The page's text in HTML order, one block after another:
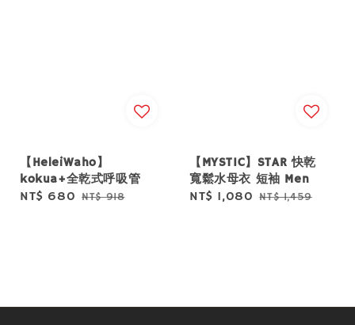
【HeleiWaho】
kokua+全乾式呼吸管
Sale
NT$ 680 Regular
NT$ 918
【MYSTIC】STAR 快乾
寬鬆水母衣 短袖 Men
Sale
NT$ 1,080 Regular
NT$ 1,459